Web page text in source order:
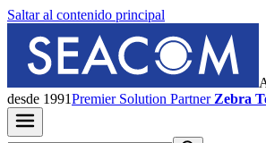
Saltar al contenido principal
desde 1991PremierSolution Partner Zebra